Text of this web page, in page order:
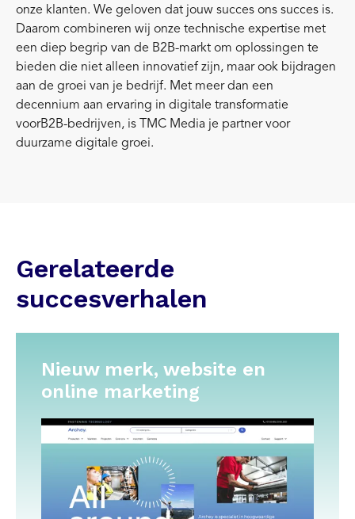
onze klanten. We geloven dat jouw succes ons succes is.
Daarom combineren wij onze technische expertise met
een diep begrip van de B2B-markt om oplossingen te
bieden die niet alleen innovatief zijn, maar ook bijdragen
aan de groei van je bedrijf. Met meer dan een
decennium aan ervaring in digitale transformatie
voorB2B-bedrijven, is TMC Media je partner voor
duurzame digitale groei.
Gerelateerde
succesverhalen
Nieuw merk, website en
online marketing